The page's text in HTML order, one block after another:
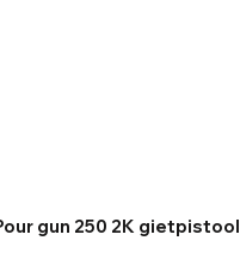
gun 250 2K gietpistool